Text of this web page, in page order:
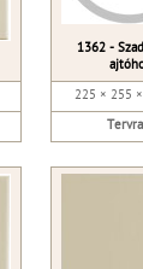
1362 -
225 × 255